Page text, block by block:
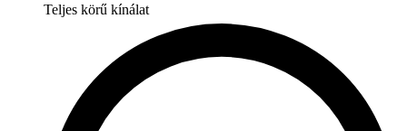
Teljes körű kínálat